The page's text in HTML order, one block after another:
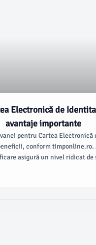
Electronică de
avantaje importante
pentru Cartea Electronică
conform timponline.ro.
asigură un nivel ridicat de
fi utilizată ca document